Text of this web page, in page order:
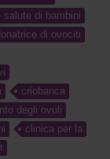
salute di bambini
di ovociti
criobanca
degli ovuli
clinica per la